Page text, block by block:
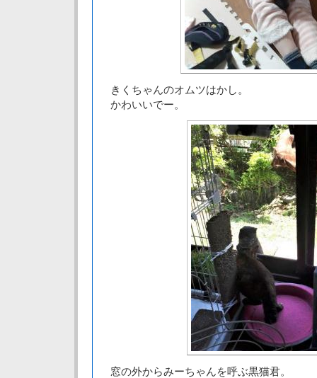
きくちゃんのオムツはかし。
かわいいでー。
窓の外からみーちゃんを呼ぶ黒猫君。